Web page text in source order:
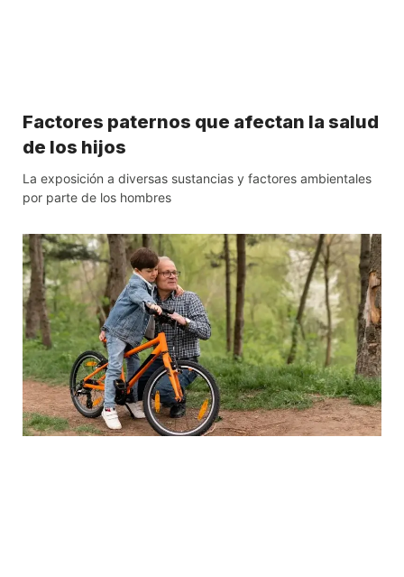
Factores paternos que afectan la salud
de los hijos
La exposición a diversas sustancias y factores ambientales
por parte de los hombres